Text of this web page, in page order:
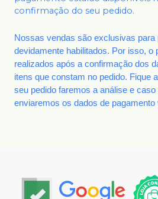
confirmação do seu pedido.
Nossas vendas são exclusivas para
devidamente habilitados. Por isso, o
realizados após a confirmação dos
itens que constam no pedido. Fique
seu pedido faremos a análise e
enviaremos os dados de pagamento